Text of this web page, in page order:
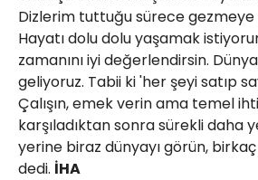
Dizlerim tuttuğu sürece
Hayatı dolu dolu yaşamak
zamanını iyi değerlendirsin.
geliyoruz. Tabii ki 'her şeyi satıp
Çalışın, emek verin ama temel
karşıladıktan sonra sürekli daha
yerine biraz dünyayı görün,
dedi. İHA